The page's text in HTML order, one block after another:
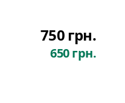
750 грн.
650 грн.